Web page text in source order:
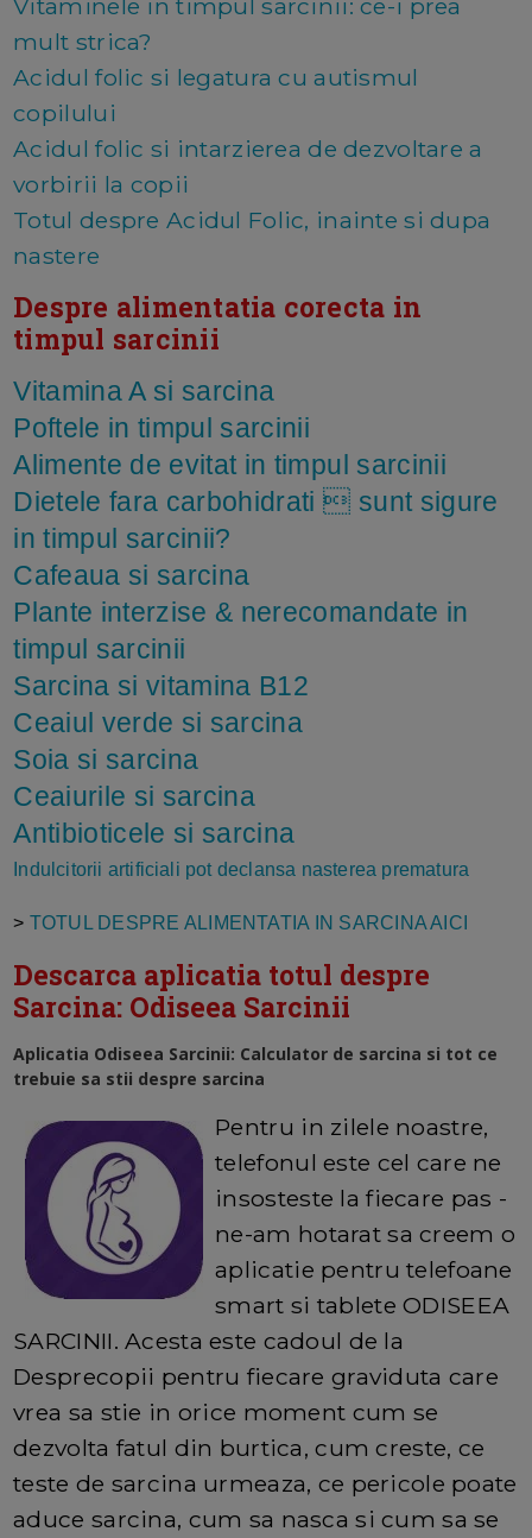
Vitaminele in timpul sarcinii: ce-i prea
mult strica?
Acidul folic si legatura cu autismul
copilului
Acidul folic si intarzierea de dezvoltare a
vorbirii la copii
Totul despre Acidul Folic, inainte si dupa
nastere
Despre alimentatia corecta in
timpul sarcinii
Vitamina A si sarcina
Poftele in timpul sarcinii
Alimente de evitat in timpul sarcinii
Dietele fara carbohidrati  sunt sigure
in timpul sarcinii?
Cafeaua si sarcina
Plante interzise & nerecomandate in
timpul sarcinii
Sarcina si vitamina B12
Ceaiul verde si sarcina
Soia si sarcina
Ceaiurile si sarcina
Antibioticele si sarcina
Indulcitorii artificiali pot declansa nasterea prematura
> TOTUL DESPRE ALIMENTATIA IN SARCINA AICI
Descarca aplicatia totul despre
Sarcina: Odiseea Sarcinii
Aplicatia Odiseea Sarcinii: Calculator de sarcina si tot ce
trebuie sa stii despre sarcina
Pentru in zilele noastre,
telefonul este cel care ne
insosteste la fiecare pas -
ne-am hotarat sa creem o
aplicatie pentru telefoane
smart si tablete ODISEEA
SARCINII. Acesta este cadoul de la
Desprecopii pentru fiecare graviduta care
vrea sa stie in orice moment cum se
dezvolta fatul din burtica, cum creste, ce
teste de sarcina urmeaza, ce pericole poate
aduce sarcina, cum sa nasca si cum sa se